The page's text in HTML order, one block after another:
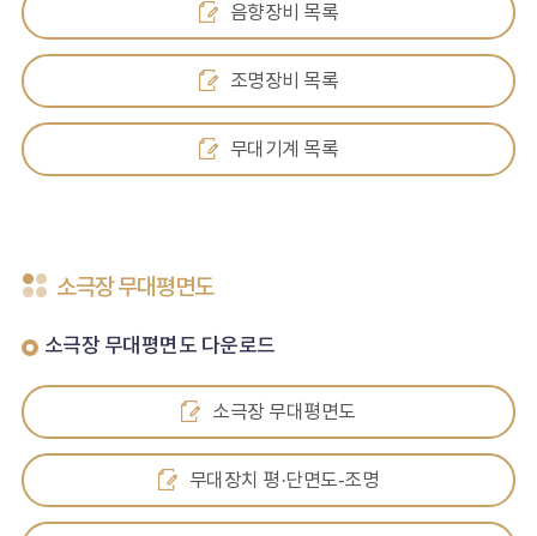
음향장비 목록
조명장비 목록
무대기계 목록
소극장 무대평면도
소극장 무대평면도 다운로드
소극장 무대평면도
무대장치 평·단면도-조명